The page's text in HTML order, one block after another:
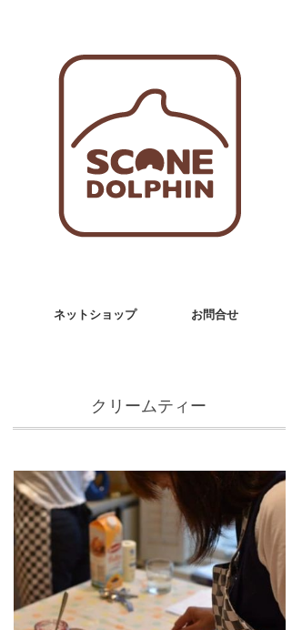
ネットショップ お問合せ
クリームティー